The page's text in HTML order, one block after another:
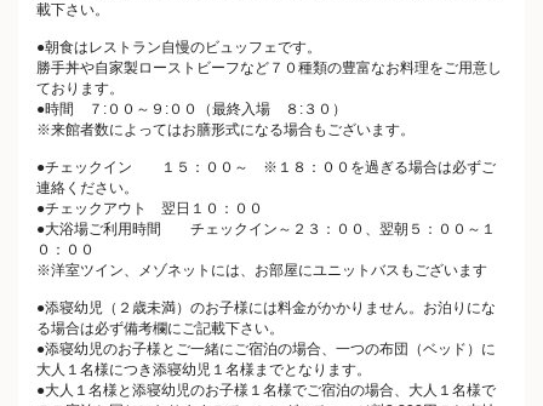
載下さい。
●朝食はレストラン自慢のビュッフェです。
勝手丼や自家製ローストビーフなど７０種類の豊富なお料理をご用意し
ております。
●時間 ７:００～９:００（最終入場 ８:３０）
※来館者数によってはお膳形式になる場合もございます。
●チェックイン １５：００～ ※１８：００を過ぎる場合は必ずご
連絡ください。
●チェックアウト 翌日１０：００
●大浴場ご利用時間 チェックイン～２３：００、翌朝５：００～１
０：００
※洋室ツイン、メゾネットには、お部屋にユニットバスもございます
●添寝幼児（２歳未満）のお子様には料金がかかりません。お泊りにな
る場合は必ず備考欄にご記載下さい。
●添寝幼児のお子様とご一緒にご宿泊の場合、一つの布団（ベッド）に
大人１名様につき添寝幼児１名様までとなります。
●大人１名様と添寝幼児のお子様１名様でご宿泊の場合、大人１名様で